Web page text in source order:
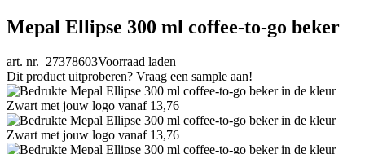
Mepal Ellipse 300 ml coffee-to-go beker
art. nr. 27378603Voorraad laden
Dit product uitproberen? Vraag een sample aan!